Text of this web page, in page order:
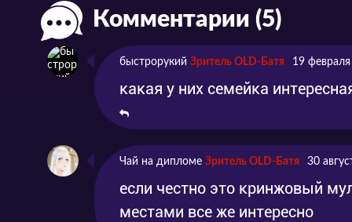
Серия 5
Просто дышать
Серия 6
Приезжай к Папе
Серия 7
Р значит Рози
Серия 8
Серия 9
Земля Хо
Серия 10
Малыш Малыш Малыш
Комментарии (5)
быстрорукий Зритель OLD-Батя 19
какая у них семейка
Чай на дипломе Зритель OLD-Батя 30
если честно это кринжовый
местами все же интересно